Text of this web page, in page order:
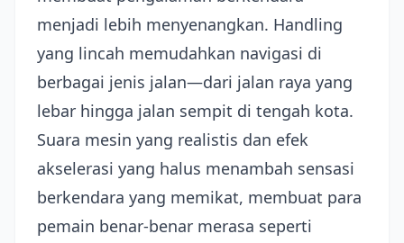
menjadi lebih menyenangkan. Handling
yang lincah memudahkan navigasi di
berbagai jenis jalan—dari jalan raya yang
lebar hingga jalan sempit di tengah kota.
Suara mesin yang realistis dan efek
akselerasi yang halus menambah sensasi
berkendara yang memikat, membuat para
pemain benar-benar merasa seperti